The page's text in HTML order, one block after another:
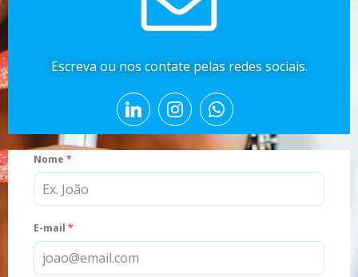
Escreva ou nos contate pelas redes sociais.
Nome *
E-mail *